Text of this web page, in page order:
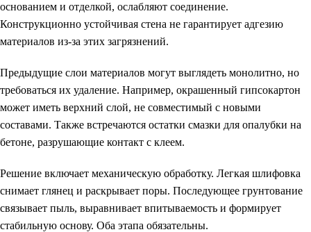
основанием и отделкой, ослабляют соединение.
Конструкционно устойчивая стена не гарантирует адгезию
материалов из-за этих загрязнений.
Предыдущие слои материалов могут выглядеть монолитно, но
требоваться их удаление. Например, окрашенный гипсокартон
может иметь верхний слой, не совместимый с новыми
составами. Также встречаются остатки смазки для опалубки на
бетоне, разрушающие контакт с клеем.
Решение включает механическую обработку. Легкая шлифовка
снимает глянец и раскрывает поры. Последующее грунтование
связывает пыль, выравнивает впитываемость и формирует
стабильную основу. Оба этапа обязательны.